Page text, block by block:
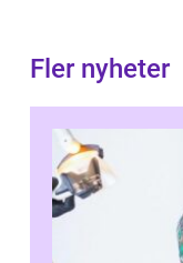
Fler nyheter